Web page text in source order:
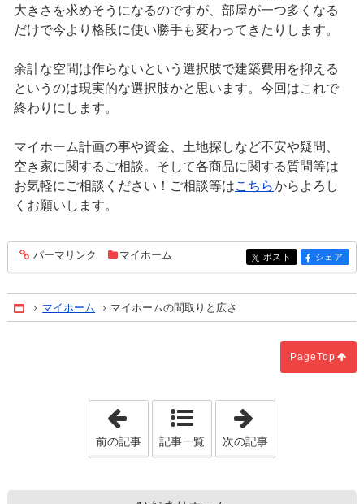
大きさを求めそうになるのですが、部屋が一つ多くなる
だけで今より格段に使い勝手も変わってきたりします。
余計な空間は作らないという選択肢で建築費用を抑える
というのは現実的な選択肢かと思います。今回はこれで
終わりにします。
マイホーム計画の事や資金、土地探しなど不安や疑問、
空き家に関するご相談。そして各商品に関する質問等は
お気軽にご相談ください！ご相談等はこちらからよろし
くお願いします。
entry1539
パーマリンク マイホーム entry1539
ポスト entry1539
シェア
Home
マイホーム マイホームの間取りと広さ
PageTop
「住宅ローンの中身をしる勉強会」
前の記事 記事一覧 次の記事